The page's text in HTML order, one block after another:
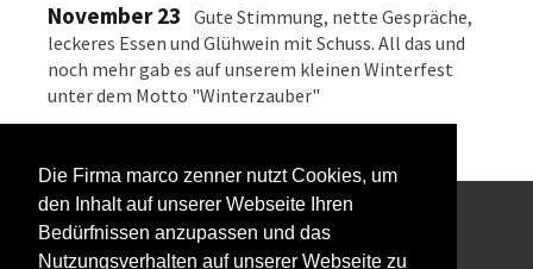
Die Firma marco zenner nutzt Cookies, um
den Inhalt auf unserer Webseite Ihren
Bedürfnissen anzupassen und das
Nutzungsverhalten auf unserer Webseite zu
November 23 Gute Stimmung, nette Gespräche,
leckeres Essen und Glühwein mit Schuss. All das und
noch mehr gab es auf unserem kleinen Winterfest
unter dem Motto "Winterzauber"
Interessiert an unserem Newsletter?